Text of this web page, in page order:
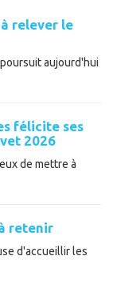
relever le
aujourd'hui
félicite ses
2026
de mettre à
retenir
d'accueillir les